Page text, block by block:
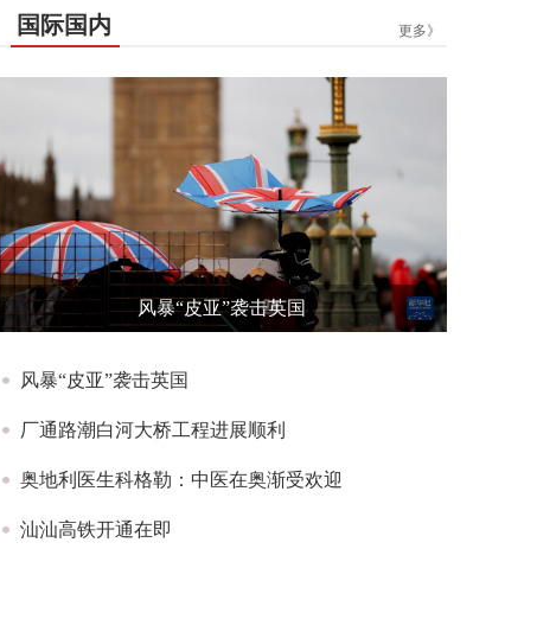
更多》
国际国内
风暴“皮亚”袭击英国
风暴“皮亚”袭击英国
厂通路潮白河大桥工程进展顺利
奥地利医生科格勒：中医在奥渐受欢迎
汕汕高铁开通在即